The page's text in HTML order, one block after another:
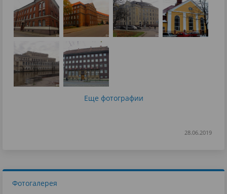
Еще фотографии
28.06.2019
Фотогалерея